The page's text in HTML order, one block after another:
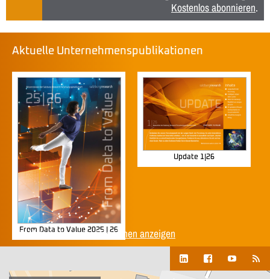
Kostenlos abonnieren.
Aktuelle Unternehmenspublikationen
From Data to Value 2025 | 26
Update 1|26
Alle Unternehmenspublikationen anzeigen